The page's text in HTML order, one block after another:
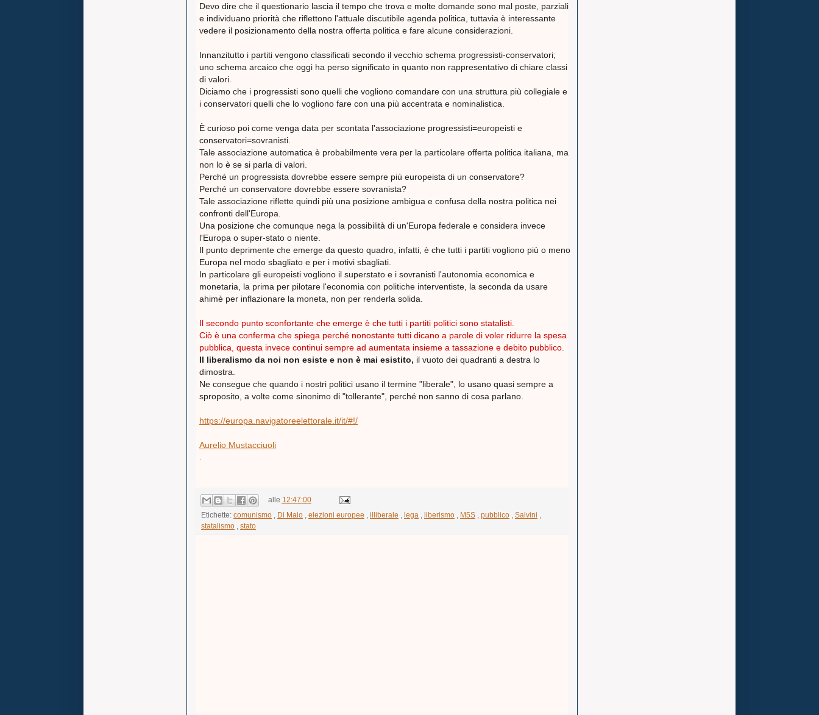
Devo dire che il questionario lascia il tempo che trova e molte domande sono mal poste, parziali
e individuano priorità che riflettono l'attuale discutibile agenda politica, tuttavia è interessante
vedere il posizionamento della nostra offerta politica e fare alcune considerazioni.
Innanzitutto i partiti vengono classificati secondo il vecchio schema progressisti-conservatori;
uno schema arcaico che oggi ha perso significato in quanto non rappresentativo di chiare classi
di valori.
Diciamo che i progressisti sono quelli che vogliono comandare con una struttura più collegiale e
i conservatori quelli che lo vogliono fare con una più accentrata e nominalistica.
È curioso poi come venga data per scontata l'associazione progressisti=europeisti e
conservatori=sovranisti.
Tale associazione automatica è probabilmente vera per la particolare offerta politica italiana, ma
non lo è se si parla di valori.
Perché un progressista dovrebbe essere sempre più europeista di un conservatore?
Perché un conservatore dovrebbe essere sovranista?
Tale associazione riflette quindi più una posizione ambigua e confusa della nostra politica nei
confronti dell'Europa.
Una posizione che comunque nega la possibilità di un'Europa federale e considera invece
l'Europa o super-stato o niente.
Il punto deprimente che emerge da questo quadro, infatti, è che tutti i partiti vogliono più o meno
Europa nel modo sbagliato e per i motivi sbagliati.
In particolare gli europeisti vogliono il superstato e i sovranisti l'autonomia economica e
monetaria, la prima per pilotare l'economia con politiche interventiste, la seconda da usare
ahimè per inflazionare la moneta, non per renderla solida.
Il secondo punto sconfortante che emerge è che tutti i partiti politici sono statalisti.
Ciò è una conferma che spiega perché nonostante tutti dicano a parole di voler ridurre la spesa
pubblica, questa invece continui sempre ad aumentata insieme a tassazione e debito pubblico.
Il liberalismo da noi non esiste e non è mai esistito, il vuoto dei quadranti a destra lo
dimostra.
Ne consegue che quando i nostri politici usano il termine "liberale", lo usano quasi sempre a
sproposito, a volte come sinonimo di "tollerante", perché non sanno di cosa parlano.
https://europa.navigatoreelettorale.it/it/#!/
Aurelio Mustacciuoli
alle 12:47:00
Etichette: comunismo Di Maio elezioni europee illiberale lega liberismo M5S pubblico Salvini
statalismo
stato